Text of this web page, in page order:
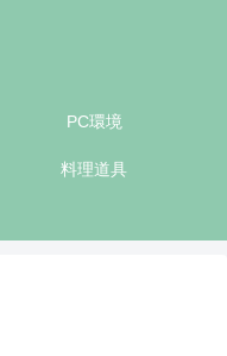
PC環境
料理道具